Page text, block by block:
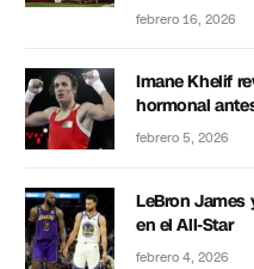
febrero 16, 2026
Imane Khelif
hormonal
febrero 5, 2026
LeBron James
en el All-Star
febrero 4, 2026